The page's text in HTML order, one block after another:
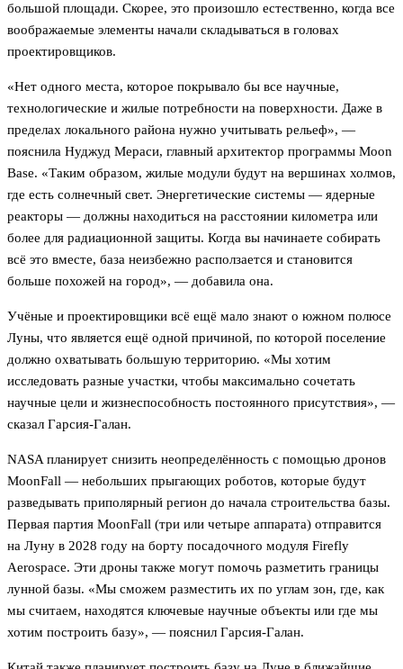
большой площади. Скорее, это произошло естественно, когда все
воображаемые элементы начали складываться в головах
проектировщиков.
«Нет одного места, которое покрывало бы все научные,
технологические и жилые потребности на поверхности. Даже в
пределах локального района нужно учитывать рельеф», —
пояснила Нуджуд Мераси, главный архитектор программы Moon
Base. «Таким образом, жилые модули будут на вершинах холмов,
где есть солнечный свет. Энергетические системы — ядерные
реакторы — должны находиться на расстоянии километра или
более для радиационной защиты. Когда вы начинаете собирать
всё это вместе, база неизбежно расползается и становится
больше похожей на город», — добавила она.
Учёные и проектировщики всё ещё мало знают о южном полюсе
Луны, что является ещё одной причиной, по которой поселение
должно охватывать большую территорию. «Мы хотим
исследовать разные участки, чтобы максимально сочетать
научные цели и жизнеспособность постоянного присутствия», —
сказал Гарсия-Галан.
NASA планирует снизить неопределённость с помощью дронов
MoonFall — небольших прыгающих роботов, которые будут
разведывать приполярный регион до начала строительства базы.
Первая партия MoonFall (три или четыре аппарата) отправится
на Луну в 2028 году на борту посадочного модуля Firefly
Aerospace. Эти дроны также могут помочь разметить границы
лунной базы. «Мы сможем разместить их по углам зон, где, как
мы считаем, находятся ключевые научные объекты или где мы
хотим построить базу», — пояснил Гарсия-Галан.